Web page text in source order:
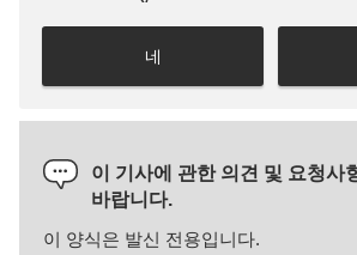
네
이 기사에 관한 의견 및 요청사
바랍니다.
이 양식은 발신 전용입니다.